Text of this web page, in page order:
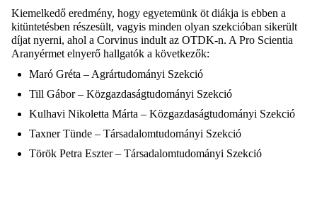
Kiemelkedő eredmény, hogy egyetemünk öt diákja is ebben a
kitüntetésben részesült, vagyis minden olyan szekcióban sikerült
díjat nyerni, ahol a Corvinus indult az OTDK-n. A Pro Scientia
Aranyérmet elnyerő hallgatók a következők:
Maró Gréta – Agrártudományi Szekció
Till Gábor – Közgazdaságtudományi Szekció
Kulhavi Nikoletta Márta – Közgazdaságtudományi Szekció
Taxner Tünde – Társadalomtudományi Szekció
Török Petra Eszter – Társadalomtudományi Szekció